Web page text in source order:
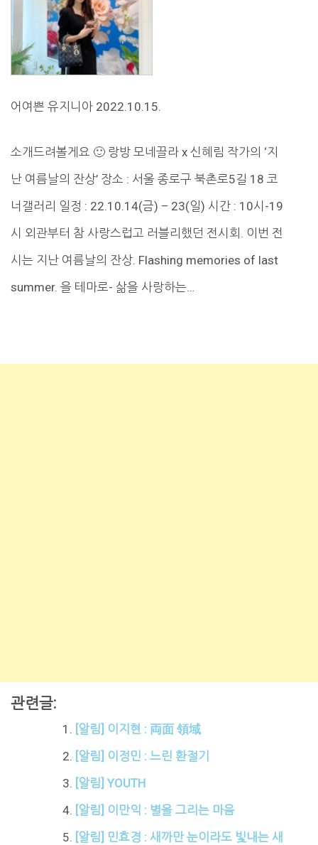
어여쁜 유지니아 2022.10.15.
소개드려볼게요 🙂 랑방 모네끌라 x 신혜림 작가의 ‘지
난 여름날의 잔상’ 장소 : 서울 종로구 북촌로5길 18 코
너갤러리 일정 : 22.10.14(금) – 23(일) 시간 : 10시-19
시 외관부터 참 사랑스럽고 러블리했던 전시회. 이번 전
시는 지난 여름날의 잔상. Flashing memories of last
summer. 을 테마로- 삶을 사랑하는…
관련글:
[알림] 이지현 : 両面 領域
[알림] 이정민 : 느린 환절기
[알림] YOUTH
[알림] 이만익 : 별을 그리는 마음
[알림] 민효경 : 새까만 눈이라도 빛내는 새